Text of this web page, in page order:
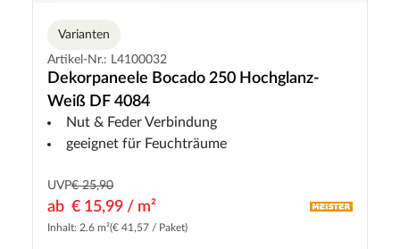
Varianten
Artikel-Nr.: L4100032
Dekorpaneele Bocado 250 Hochglanz-
Weiß DF 4084
Nut & Feder Verbindung
geeignet für Feuchträume
UVP€ 25,90
ab € 15,99 / m²
Inhalt: 2.6 m²(€ 41,57 / Paket)